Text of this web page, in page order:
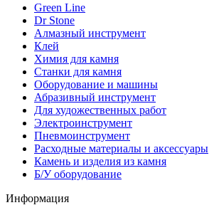
Green Line
Dr Stone
Алмазный инструмент
Клей
Химия для камня
Станки для камня
Оборудование и машины
Абразивный инструмент
Для художественных работ
Электроинструмент
Пневмоинструмент
Расходные материалы и аксессуары
Камень и изделия из камня
Б/У оборудование
Информация